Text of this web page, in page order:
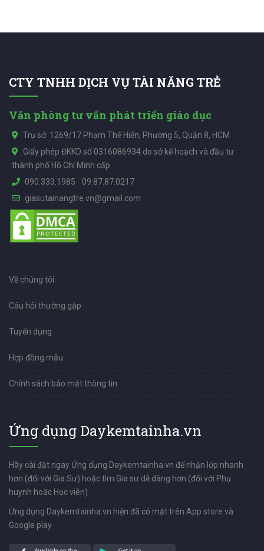
CTY TNHH DỊCH VỤ TÀI NĂNG TRẺ
Văn phòng tư vấn phát triển giáo dục
Trụ sở: 1269/17 Phạm Thế Hiển, Phường 5, Quận 8, HCM
Giấy phép ĐKKD số 0316086934 do sở kế hoạch và đầu tư
thành phố Hồ Chí Minh cấp
090.333.1985 - 09.87.87.0217
giasutainangtre.vn@gmail.com
Về chúng tôi
Câu hỏi thường gặp
Tuyển dụng
Hợp đồng mẫu
Chính sách bảo mật thông tin
Ứng dụng Daykemtainha.vn
Hãy cài đặt ngay Ứng dụng Daykemtainha.vn để nhận lớp nhanh
hơn (đối với Gia Sư) hoặc tìm Gia sư dễ dàng hơn (đối với Phụ
huynh hoặc Học viên)
Ứng dụng Daykemtainha.vn hiện đã có mặt trên App store và
Google play